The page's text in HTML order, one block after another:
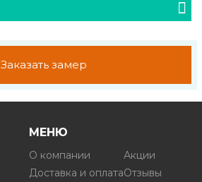
Заказать замер
МЕНЮ
О компании
Доставка и оплата
Акции
Отзывы